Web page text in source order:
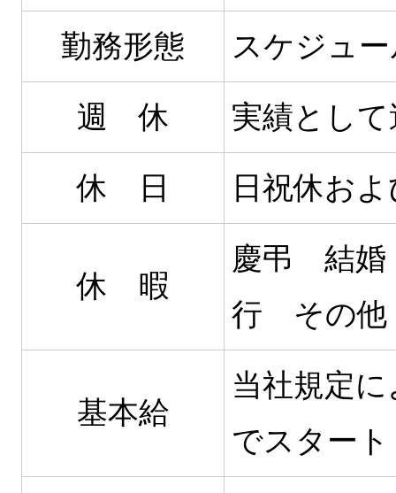
勤務形態 スケジュ
週 休 実績とし
休 日 日祝休お
休 暇
慶弔 結
行 その他
基本給
当社規定
でスター